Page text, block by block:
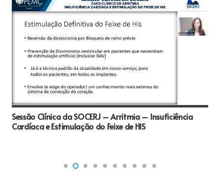
Sessão Clínica da SOCERJ – Arritmia – Insuficiência
Cardíaca e Estimulação do Feixe de HIS